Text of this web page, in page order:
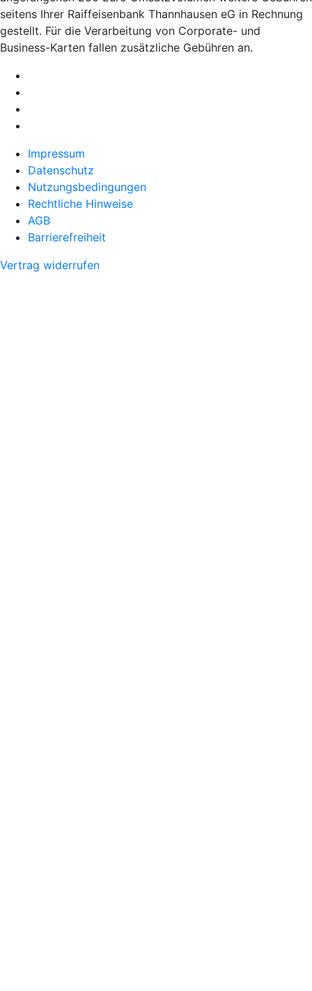
seitens Ihrer Raiffeisenbank Thannhausen eG in Rechnung
gestellt. Für die Verarbeitung von Corporate- und
Business-Karten fallen zusätzliche Gebühren an.
Impressum
Datenschutz
Nutzungsbedingungen
Rechtliche Hinweise
AGB
Barrierefreiheit
Vertrag widerrufen